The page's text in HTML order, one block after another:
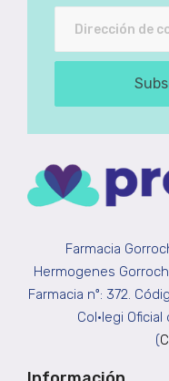
Farmacia
Hermogenes
Farmacia nº: 372.
Col•legi
(